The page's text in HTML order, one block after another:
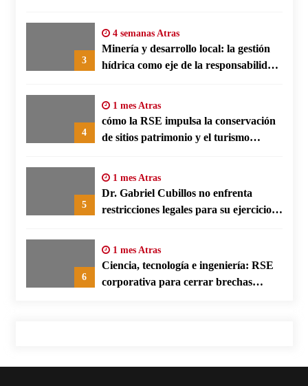
3
4 semanas Atras
Minería y desarrollo local: la gestión
hídrica como eje de la responsabilidad
4
1 mes Atras
cómo la RSE impulsa la conservación
de sitios patrimonio y el turismo
5
1 mes Atras
Dr. Gabriel Cubillos no enfrenta
restricciones legales para su ejercicio,
6
1 mes Atras
Ciencia, tecnología e ingeniería: RSE
corporativa para cerrar brechas